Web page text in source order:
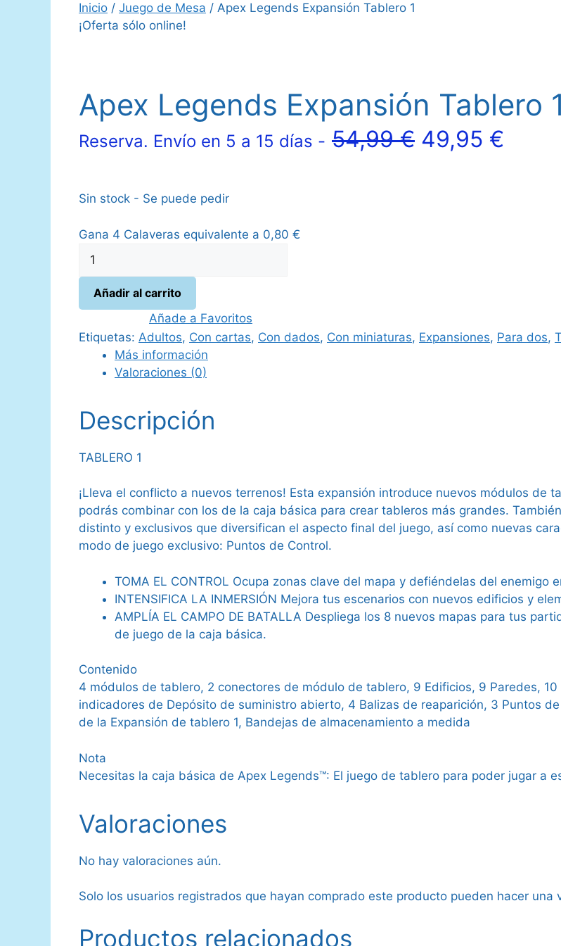
Inicio / Juego de Mesa / Apex Legends Expansión Tablero 1
¡Oferta sólo online!
Apex Legends Expansión Tablero 1
Reserva. Envío en 5 a 15 días - 54,99€ El
49,95 €
Sin stock - Se puede pedir
Gana 4 Calaveras equivalente a 0,80 €
Legends
Expansión
cantidad
Añadir al carrito
Añade a Favoritos
Etiquetas: Adultos, Con cartas, Con dados, Con miniaturas, Expansiones, Para dos,
Más información
Valoraciones (0)
Descripción
TABLERO 1
¡Lleva el conflicto a nuevos terrenos! Esta expansión introduce nuevos módulos de
podrás combinar con los de la caja básica para crear tableros más grandes.
distinto y exclusivos que diversifican el aspecto final del juego, así como nuevas
modo de juego exclusivo: Puntos de Control.
TOMA EL CONTROL Ocupa zonas clave del mapa y defiéndelas del enemigo
INTENSIFICA LA INMERSIÓN Mejora tus escenarios con nuevos edificios y
AMPLÍA EL CAMPO DE BATALLA Despliega los 8 nuevos mapas para tus
de juego de la caja básica.
Contenido
4 módulos de tablero, 2 conectores de módulo de tablero, 9 Edificios, 9 Paredes,
indicadores de Depósito de suministro abierto, 4 Balizas de reaparición, 3 Puntos
de la Expansión de tablero 1, Bandejas de almacenamiento a medida
Nota
Necesitas la caja básica de Apex Legends™: El juego de tablero para poder jugar a
Valoraciones
No hay valoraciones aún.
Solo los usuarios registrados que hayan comprado este producto pueden hacer una
Productos relacionados